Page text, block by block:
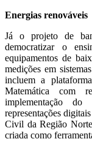
Energias renováveis
Já o projeto de
democratizar o
equipamentos de
medições em
incluem a
Matemática com
implementação
representações
Civil da Região
criada como